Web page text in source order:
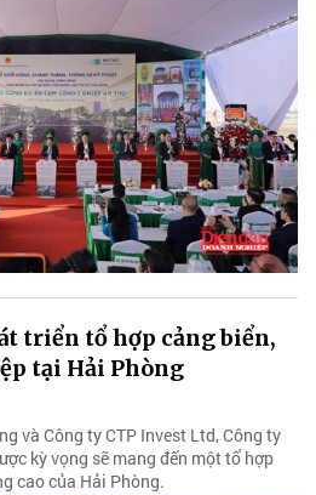
triển tổ hợp cảng biển,
tại Hải Phòng
và Công ty CTP Invest Ltd, Công ty
kỳ vọng sẽ mang đến một tổ hợp
cao của Hải Phòng.